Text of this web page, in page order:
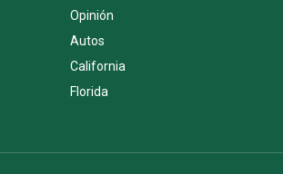
Opinión
Autos
California
Florida